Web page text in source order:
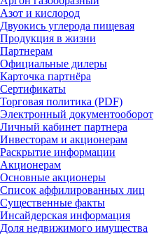
Азот и кислород
Двуокись углерода пищевая
Продукция в жизни
Партнерам
Официальные дилеры
Карточка партнёра
Сертификаты
Торговая политика (PDF)
Электронный документооборот
Личный кабинет партнера
Инвесторам и акционерам
Раскрытие информации
Акционерам
Основные акционеры
Список аффилированных лиц
Существенные факты
Инсайдерская информация
Доля недвижимого имущества